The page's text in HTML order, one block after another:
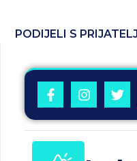
PODIJELI S